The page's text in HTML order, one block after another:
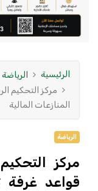
الرئيسية
الرياضة
مركز التحكيم
المنازعات المالية
الرياضة
مركز
قواعد غرفة